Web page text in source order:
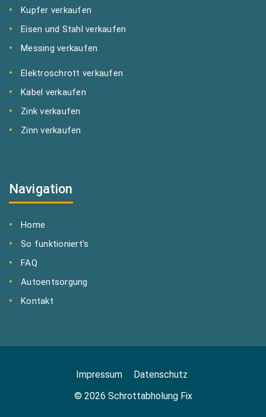
Kupfer verkaufen
Eisen und Stahl verkaufen
Messing verkaufen
Elektroschrott verkaufen
Kabel verkaufen
Zink verkaufen
Zinn verkaufen
Navigation
Home
So funktioniert's
FAQ
Autoentsorgung
Kontakt
© 2026 Schrottabholung Fix
Impressum Datenschutz